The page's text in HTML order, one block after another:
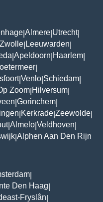
Almere Utrecht|
Zwolle Leeuwarden
Apeldoorn Haarlem
|Venlo Schiedam
Zoom Hilversum
Gorinchem
Kerkrade Zeewolde
|Almelo Veldhoven
Alphen Aan Den Rijn
Den Haag
Fryslân